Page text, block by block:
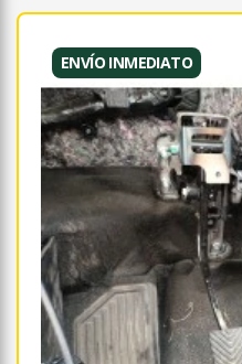
ENVÍO INMEDIATO